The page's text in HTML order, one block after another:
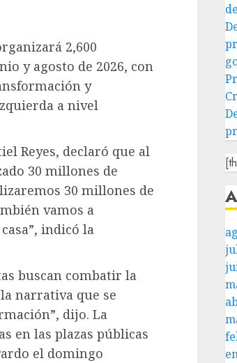
2,600
y agosto de 2026, con
y
a nivel
Reyes, declaró que al
30 millones de
30 millones de
vamos a
indicó la
buscan combatir la
narrativa que se
dijo. La
en las plazas públicas
el domingo